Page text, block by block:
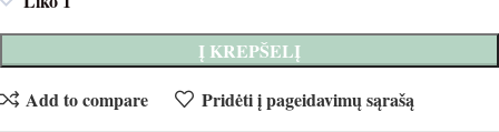
Į KREPŠELĮ
Add to compare
Pridėti į pageidavimų sąrašą